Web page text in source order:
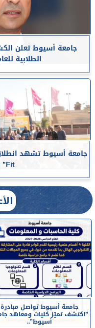
جامعة أسيوط تعلن
الطلابية للعام
Fit” بالتعاون مع...
جامعة أسيوط تواصل مبادرة
”اكتشف تميّز كليات ومعاهد
أسيوط”..